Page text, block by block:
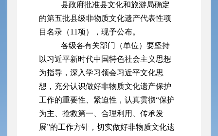
县政府批准县文化和旅游局确定
的第五批县级非物质文化遗产代表性项
目名录（11项），现予公布。
各级各有关部门（单位）要坚持
以习近平新时代中国特色社会主义思想
为指导，深入学习领会习近平文化思
想，充分认识做好非物质文化遗产保护
工作的重要性、紧迫性，认真贯彻“保护
为主、抢救第一、合理利用、传承发
展”的工作方针，切实做好非物质文化遗